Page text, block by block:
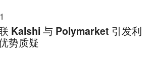
Kalshi 与 Polymarket 引发利
势质疑